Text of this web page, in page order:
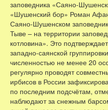
заповедника «Саяно-
«Шушенский бор» Роман
Саяно-Шушенском
Тыве – на территории
котловина». Это
западно-саянской
численностью не менее 20
регулярно проводят
ирбисов в России
по последним подсчётам,
наблюдают за снежным